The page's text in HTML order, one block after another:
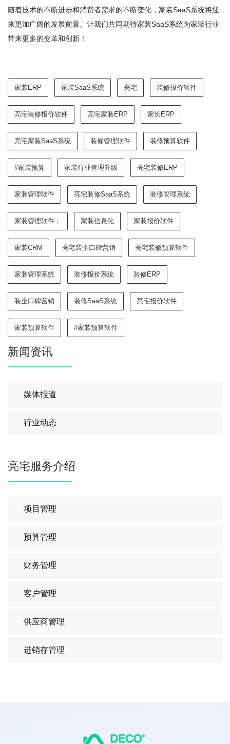
随着技术的不断进步和消费者需求的不断变化，家装SaaS系统将迎
来更加广阔的发展前景。让我们共同期待家装SaaS系统为家装行业
带来更多的变革和创新！
家装ERP 家装SaaS系统 亮宅 装修报价软件
亮宅装修报价软件 亮宅家装ERP 家长ERP
亮宅家装SaaS系统 装修管理软件 装修预算软件
#家装预算 家装行业管理升级 亮宅装修ERP
家装管理软件 亮宅装修SaaS系统 装修管理系统
家装管理软件； 家装信息化 家装报价软件
家装CRM 亮宅装企口碑营销 亮宅装修预算软件
家装管理系统 装修报价系统 装修ERP
装企口碑营销 装修SaaS系统 亮宅报价软件
家装预算软件 #家装预算软件
新闻资讯
媒体报道
行业动态
亮宅服务介绍
项目管理
预算管理
财务管理
客户管理
供应商管理
进销存管理